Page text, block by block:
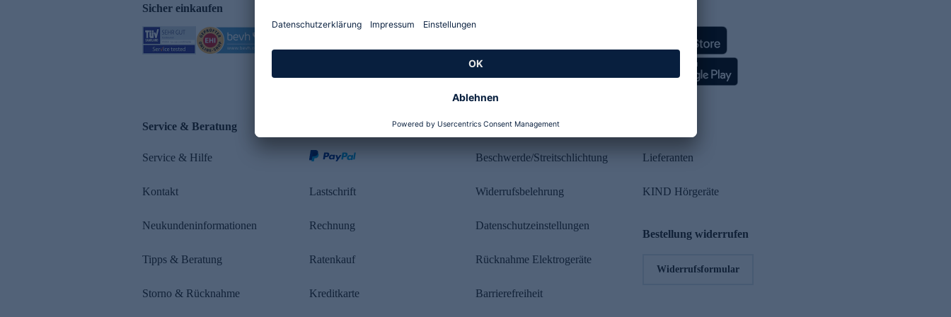
Sicher einkaufen
Service & Beratung
Service & Hilfe
Kontakt
Neukundeninformationen
Tipps & Beratung
Storno & Rücknahme
Lastschrift
Rechnung
Ratenkauf
Kreditkarte
Rechtliches
Beschwerde/Streitschlichtung
Widerrufsbelehrung
Datenschutzeinstellungen
Rücknahme Elektrogeräte
Barrierefreiheit
Lieferanten
KIND Hörgeräte
Bestellung widerrufen
Widerrufsformular